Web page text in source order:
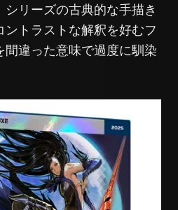
リーズの古典的な手描き
トラストな解釈を好むフ
間違った意味で過度に馴染